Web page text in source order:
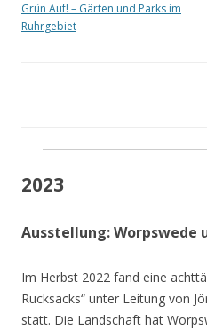
Grün Auf! – Gärten und Parks im
Ruhrgebiet
2023
Ausstellung: Worpswede
Im Herbst 2022 fand eine
Rucksacks“ unter Leitung von
statt. Die Landschaft hat